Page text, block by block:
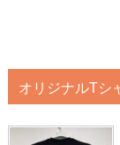
オリジナルTシ